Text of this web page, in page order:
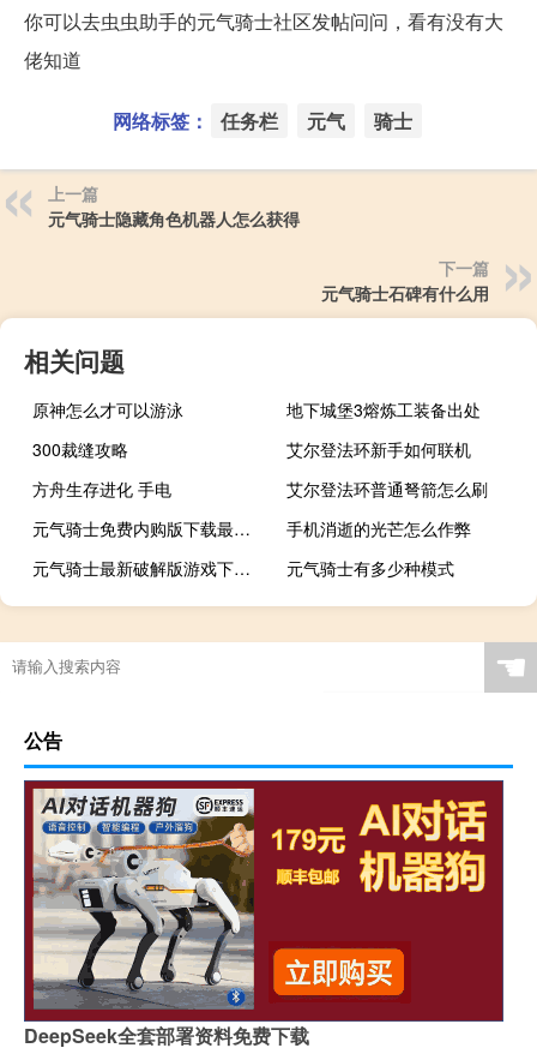
你可以去虫虫助手的元气骑士社区发帖问问，看有没有大
佬知道
网络标签： 任务栏 元气 骑士
上一篇
元气骑士隐藏角色机器人怎么获得
下一篇
元气骑士石碑有什么用
相关问题
原神怎么才可以游泳
地下城堡3熔炼工装备出处
300裁缝攻略
艾尔登法环新手如何联机
方舟生存进化 手电
艾尔登法环普通弩箭怎么刷
元气骑士免费内购版下载最新版
手机消逝的光芒怎么作弊
元气骑士最新破解版游戏下载2022乐游网
元气骑士有多少种模式
☚
公告
DeepSeek全套部署资料免费下载